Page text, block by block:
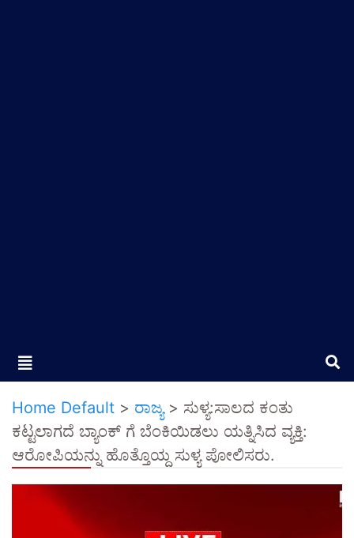
Home Default > ರಾಜ್ಯ> ಸುಳ್ಯ:ಸಾಲದ ಕಂತು
ಕಟ್ಟಲಾಗದೆ ಬ್ಯಾಂಕ್ ಗೆ ಬೆಂಕಿಯಿಡಲು ಯತ್ನಿಸಿದ ವ್ಯಕ್ತಿ:
ಆರೋಪಿಯನ್ನು ಹೊತ್ತೊಯ್ದ ಸುಳ್ಯ ಪೋಲಿಸರು.